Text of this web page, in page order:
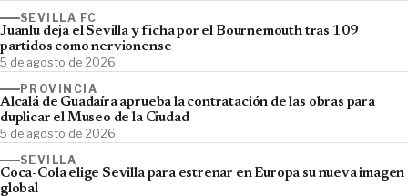
SEVILLA FC
Juanlu deja el Sevilla y ficha por el Bournemouth tras 109
partidos como nervionense
5 de agosto de 2026
PROVINCIA
Alcalá de Guadaíra aprueba la contratación de las obras para
duplicar el Museo de la Ciudad
5 de agosto de 2026
SEVILLA
Coca-Cola elige Sevilla para estrenar en Europa su nueva imagen
global